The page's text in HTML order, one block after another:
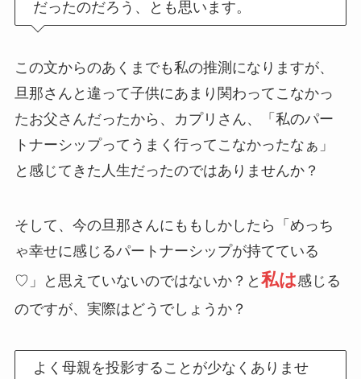
だったのだろう、とも思います。
この文からのあくまでも私の推測になりますが、
旦那さんと違って子供にあまり関わってこなかっ
たお父さんだったから、カプリさん、「私のパー
トナーシップってうまく行ってこなかったなぁ」
と感じてきた人生だったのではありませんか？
そして、今の旦那さんにももしかしたら「めっち
ゃ幸せに感じるパートナーシップが持てている
♡」と思えていないのではないか？と 私は感じる
のですが、実際はどうでしょうか？
よく母親を投影することが少なくありませ